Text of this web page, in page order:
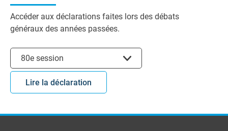
Accéder aux déclarations faites lors des débats
généraux des années passées.
Choisir la session
80e session
Lire la déclaration